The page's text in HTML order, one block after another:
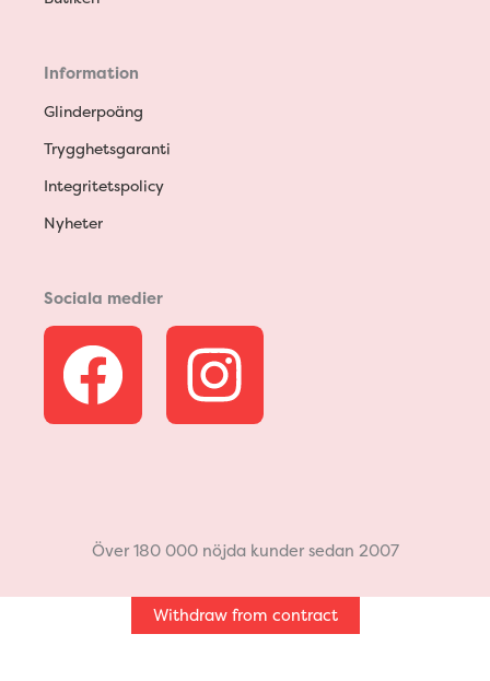
Information
Glinderpoäng
Trygghetsgaranti
Integritetspolicy
Nyheter
Sociala medier
F
a
e
b
I
n
t
a
g
Över 180 000 nöjda kunder sedan 2007
Withdraw from contract